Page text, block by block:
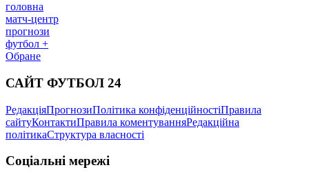
головна
матч-центр
прогнози
футбол +
Обране
САЙТ ФУТБОЛ 24
РедакціяПрогнозиПолітика конфіденційностіПравила
сайтуКонтактиПравила коментуванняРедакційна
політикаСтруктура власності
Соціальні мережі